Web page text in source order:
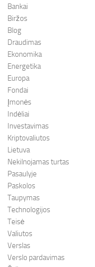
Bankai
Biržos
Blog
Draudimas
Ekonomika
Energetika
Europa
Fondai
Įmonės
Indėliai
Investavimas
Kriptovaliutos
Lietuva
Nekilnojamas turtas
Pasaulyje
Paskolos
Taupymas
Technologijos
Teisė
Valiutos
Verslas
Verslo pardavimas